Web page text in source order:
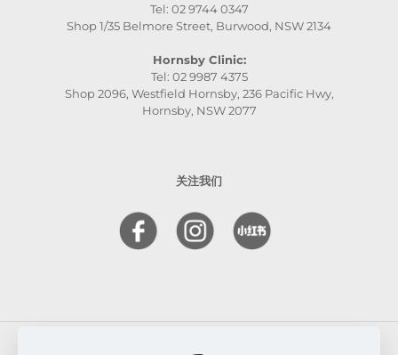
Tel: 02 9744 0347
Shop 1/35 Belmore Street, Burwood, NSW 2134
Hornsby Clinic:
Tel: 02 9987 4375
Shop 2096, Westfield Hornsby, 236 Pacific Hwy,
Hornsby, NSW 2077
关注我们